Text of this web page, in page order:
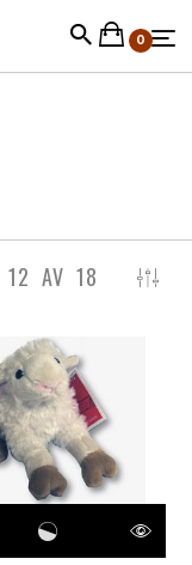
0
12 AV 18